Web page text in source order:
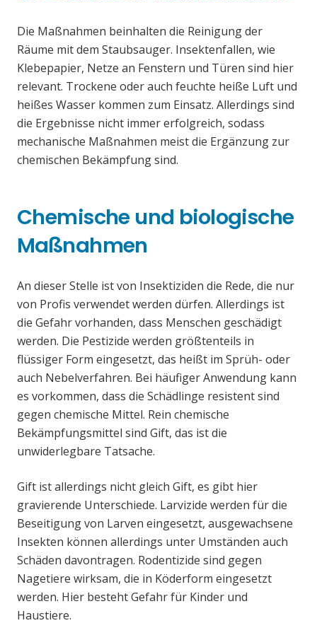
Die Maßnahmen beinhalten die Reinigung der
Räume mit dem Staubsauger. Insektenfallen, wie
Klebepapier, Netze an Fenstern und Türen sind hier
relevant. Trockene oder auch feuchte heiße Luft und
heißes Wasser kommen zum Einsatz. Allerdings sind
die Ergebnisse nicht immer erfolgreich, sodass
mechanische Maßnahmen meist die Ergänzung zur
chemischen Bekämpfung sind.
Chemische und biologische
Maßnahmen
An dieser Stelle ist von Insektiziden die Rede, die nur
von Profis verwendet werden dürfen. Allerdings ist
die Gefahr vorhanden, dass Menschen geschädigt
werden. Die Pestizide werden größtenteils in
flüssiger Form eingesetzt, das heißt im Sprüh- oder
auch Nebelverfahren. Bei häufiger Anwendung kann
es vorkommen, dass die Schädlinge resistent sind
gegen chemische Mittel. Rein chemische
Bekämpfungsmittel sind Gift, das ist die
unwiderlegbare Tatsache.
Gift ist allerdings nicht gleich Gift, es gibt hier
gravierende Unterschiede. Larvizide werden für die
Beseitigung von Larven eingesetzt, ausgewachsene
Insekten können allerdings unter Umständen auch
Schäden davontragen. Rodentizide sind gegen
Nagetiere wirksam, die in Köderform eingesetzt
werden. Hier besteht Gefahr für Kinder und
Haustiere.